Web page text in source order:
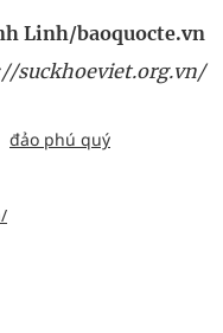
Linh/baoquocte.vn
suckhoeviet.org.vn/
đảo phú quý